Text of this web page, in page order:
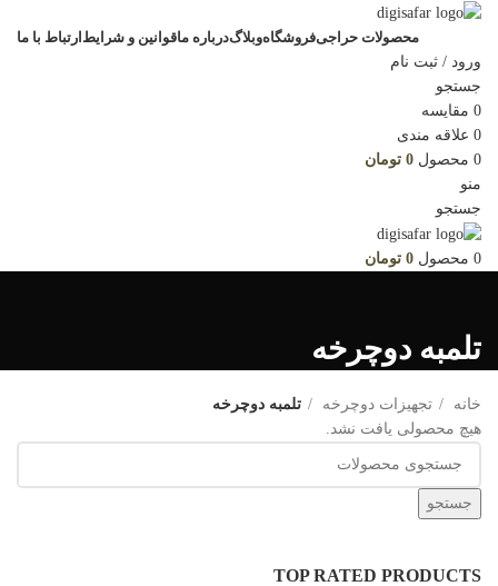
محصولات حراجیفروشگاهوبلاگدرباره ماقوانین و شرایط ارتباط با ما
ورود / ثبت نام
جستجو
0 مقایسه
0 علاقه مندی
0 محصول 0 تومان
منو
جستجو
0 محصول 0 تومان
تلمبه دوچرخه
TOP RATED PRODUCTS
خانه تجهیزات دوچرخه
تلمبه دوچرخه
هیچ محصولی یافت نشد.
جستجو